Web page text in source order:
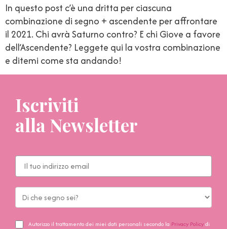
In questo post c’è una dritta per ciascuna
combinazione di segno + ascendente per affrontare
il 2021. Chi avrà Saturno contro? E chi Giove a favore
dell’Ascendente? Leggete qui la vostra combinazione
e ditemi come sta andando!
Iscriviti
alla Newsletter
Autorizzo il trattamento dei miei dati personali secondo la Privacy Policydi